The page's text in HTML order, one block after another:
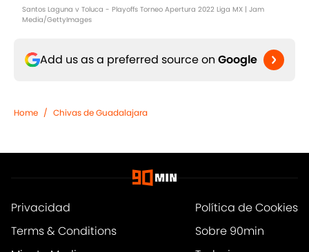
Santos Laguna v Toluca - Playoffs Torneo Apertura 2022 Liga MX | Jam
Media/GettyImages
Add us as a preferred source on Google
Home / Chivas de Guadalajara
Privacidad
Política de Cookies
Terms & Conditions
Sobre 90min